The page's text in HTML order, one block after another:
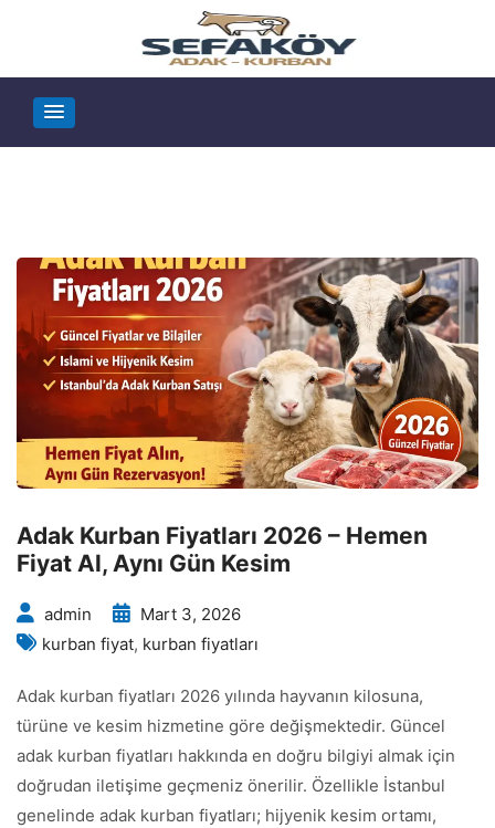
Adak Kurban Fiyatları 2026 – Hemen
Fiyat Al, Aynı Gün Kesim
admin
Mart 3, 2026
kurban fiyat, kurban fiyatları
Adak kurban fiyatları 2026 yılında hayvanın kilosuna,
türüne ve kesim hizmetine göre değişmektedir. Güncel
adak kurban fiyatları hakkında en doğru bilgiyi almak için
doğrudan iletişime geçmeniz önerilir. Özellikle İstanbul
genelinde adak kurban fiyatları; hijyenik kesim ortamı,